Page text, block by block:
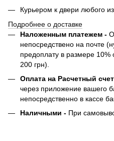
Курьером к двери любого
Подробнее о доставке
Наложенным платежем -
непосредствено на почте
предоплату в размере
200 грн).
Оплата на Расчетный
через приложение вашего
непосредственно в кассе
Наличными - При